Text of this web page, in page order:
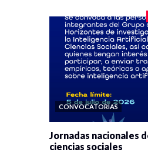
CONVOCATORIAS
Jornadas nacionales
ciencias sociales